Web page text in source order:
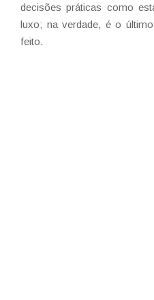
decisões práticas como
luxo; na verdade, é o
feito.